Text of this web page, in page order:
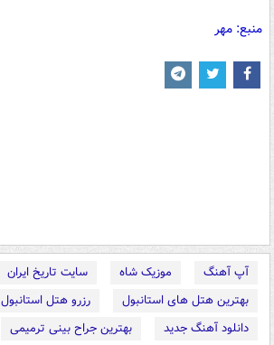
منبع: مهر
آپ آهنگ موزیک شاه
سایت تاریخ ایران
بهترین هتل های استانبول
رزرو هتل استانبول
دانلود آهنگ جدید
بهترین جراح بینی ترمیمی